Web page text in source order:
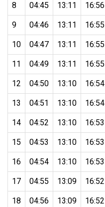
8 04:45 13:11 16:56
9 04:46 13:11 16:55
10 04:47 13:11 16:55
11 04:49 13:11 16:55
12 04:50 13:10 16:54
13 04:51 13:10 16:54
14 04:52 13:10 16:53
15 04:53 13:10 16:53
16 04:54 13:10 16:53
17 04:55 13:09 16:52
18 04:56 13:09 16:52